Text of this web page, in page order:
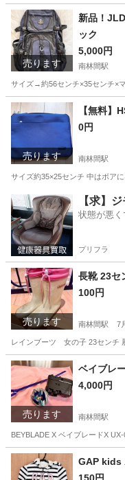
神奈川 大和市 南林間駅
売ります
新品！
ック
5,000円
南林間駅
サイズ→約56センチ×35センチ×
神奈川 大和市 南林間駅
売ります
【無料】
0円
南林間駅
サイズ約35×25センチ 中はボア
神奈川 大和市 南林間駅
【求】
状態が悪
プリフラ
売ります
長靴 23セ
100円
南林間駅 7
レインブーツ 女の子 23センチ
神奈川 大和市 南林間駅
売ります
ベイブレ
4,000円
南林間駅
BEYBLADE X ベイブレードX
神奈川 大和市 GAP kids